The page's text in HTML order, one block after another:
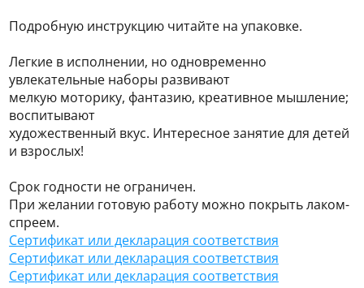
Подробную инструкцию читайте на упаковке.
Легкие в исполнении, но одновременно
увлекательные наборы развивают
мелкую моторику, фантазию, креативное мышление;
воспитывают
художественный вкус. Интересное занятие для детей
и взрослых!
Срок годности не ограничен.
При желании готовую работу можно покрыть лаком-
спреем.
Сертификат или декларация соответствия
Сертификат или декларация соответствия
Сертификат или декларация соответствия